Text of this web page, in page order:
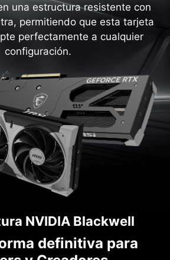
una estructura resistente con
permitiendo que esta tarjeta
perfectamente a cualquier
configuración.
NVIDIA Blackwell
definitiva para